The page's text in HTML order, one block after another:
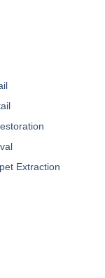
Extraction